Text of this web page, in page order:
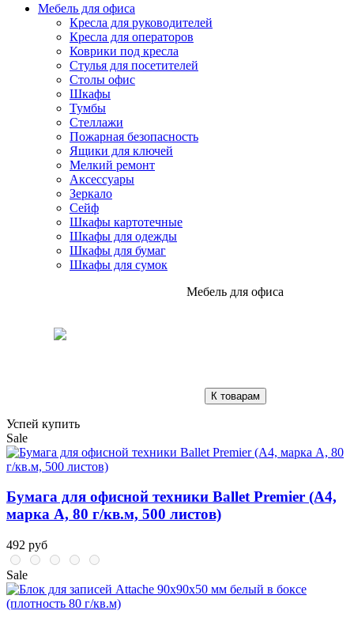
Мебель для офиса
Кресла для руководителей
Кресла для операторов
Коврики под кресла
Стулья для посетителей
Столы офис
Шкафы
Тумбы
Стеллажи
Пожарная безопасность
Ящики для ключей
Мелкий ремонт
Аксессуары
Зеркало
Сейф
Шкафы картотечные
Шкафы для одежды
Шкафы для бумаг
Шкафы для сумок
Мебель для офиса
К товарам
Успей купить
Sale
Бумага для офисной техники Ballet Premier (А4,
марка A, 80 г/кв.м, 500 листов)
492 руб
Sale